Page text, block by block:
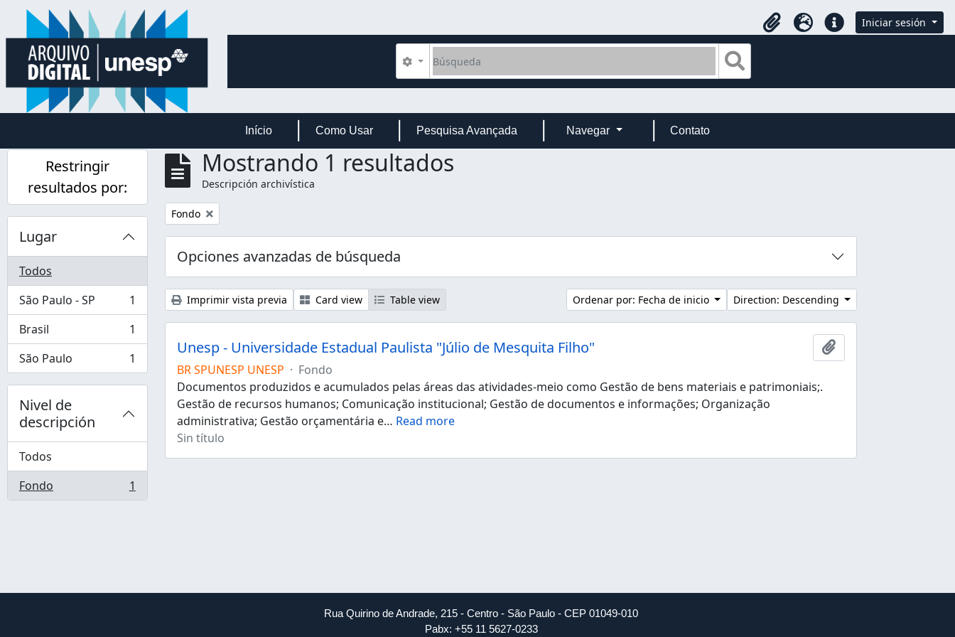
Skip to main content
Portapapeles
IdiomaEnlaces rápidos
Iniciar sesión
Búsqueda
Search options
Início Como Usar Pesquisa Avançada Navegar Contato
Restringir
resultados por:
Lugar
Todos
São Paulo - SP
, 1 resultados
1
Brasil
, 1 resultados
1
São Paulo
, 1 resultados 1
Nivel de
descripción
Todos
Fondo
, 1 resultados 1
Mostrando 1 resultados
Descripción archivística
Remove filter:
Fondo
Opciones avanzadas de búsqueda
Imprimir vista previa Card view Table view Ordenar por: Fecha de inicio Direction: Descending
Unesp - Universidade Estadual Paulista "Júlio de Mesquita Filho"
Añadir al
BR SPUNESP UNESP · Fondo
Documentos produzidos e acumulados pelas áreas das atividades-meio como Gestão de bens materiais e patrimoniais;.
Gestão de recursos humanos; Comunicação institucional; Gestão de documentos e informações; Organização
administrativa; Gestão orçamentária e… Read more
Sin título
Rua Quirino de Andrade, 215 - Centro - São Paulo - CEP 01049-010
Pabx: +55 11 5627-0233